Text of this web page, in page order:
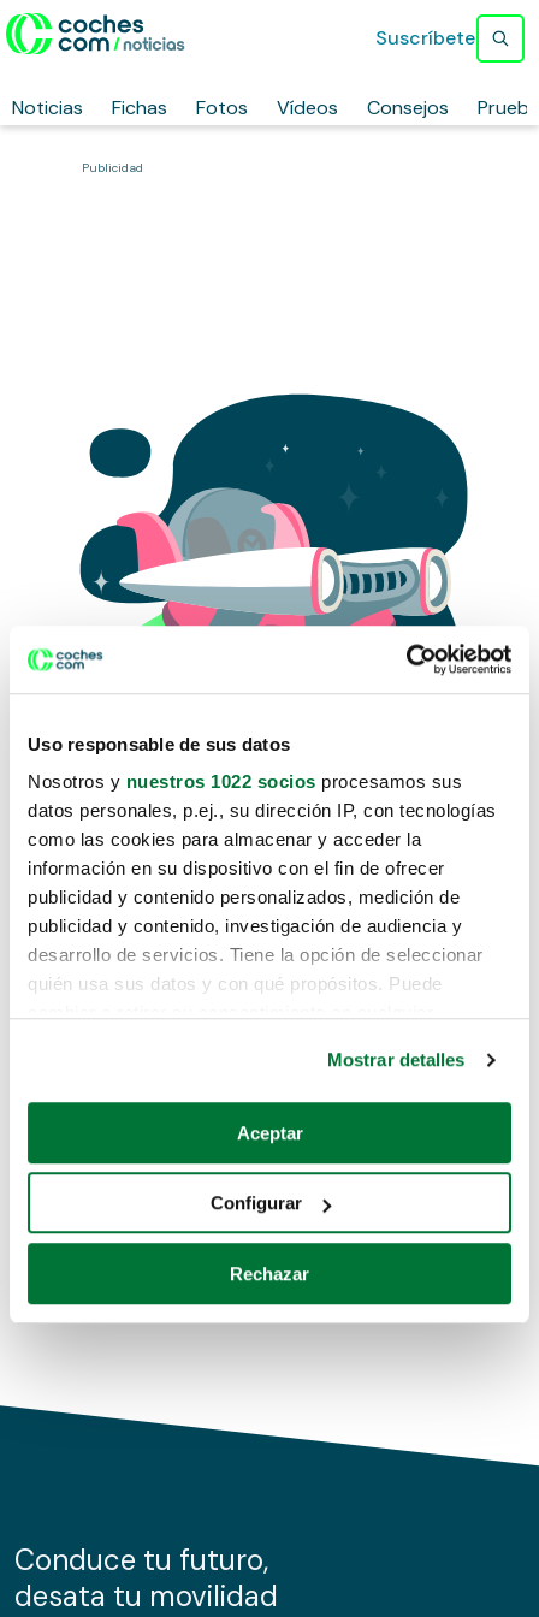
Uso responsable de sus datos
Nosotros y nuestros 1022 socios procesamos sus
datos personales, p.ej., su dirección IP, con tecnologías
como las cookies para almacenar y acceder la
información en su dispositivo con el fin de ofrecer
publicidad y contenido personalizados, medición de
publicidad y contenido, investigación de audiencia y
desarrollo de servicios. Tiene la opción de seleccionar
quién usa sus datos y con qué propósitos. Puede
Si lo permite, también quisiéramos:
Recopilar información sobre su ubicación geográfica
Identificar su dispositivo analizándolo activamente
para buscar características específicas (huellas
Obtenga más información sobre cómo se procesan sus
de cookies.
información sobre el uso que haga del sitio web con
nuestros partners de redes sociales, publicidad y análisis
Mostrar detalles
Aceptar
Configurar
Rechazar
Noticias Fichas Fotos Vídeos Consejos
Suscríbete
Publicidad
Lo sentimos, no sabemos como
te hemos traido hasta aquí.
Pero puedes encontrar el coche que estás
buscando en alguno de estos enlaces:
Coches de segunda mano
Coches de km0
Conduce tu futuro,
desata tu movilidad